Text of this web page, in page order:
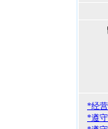
*经
*遵